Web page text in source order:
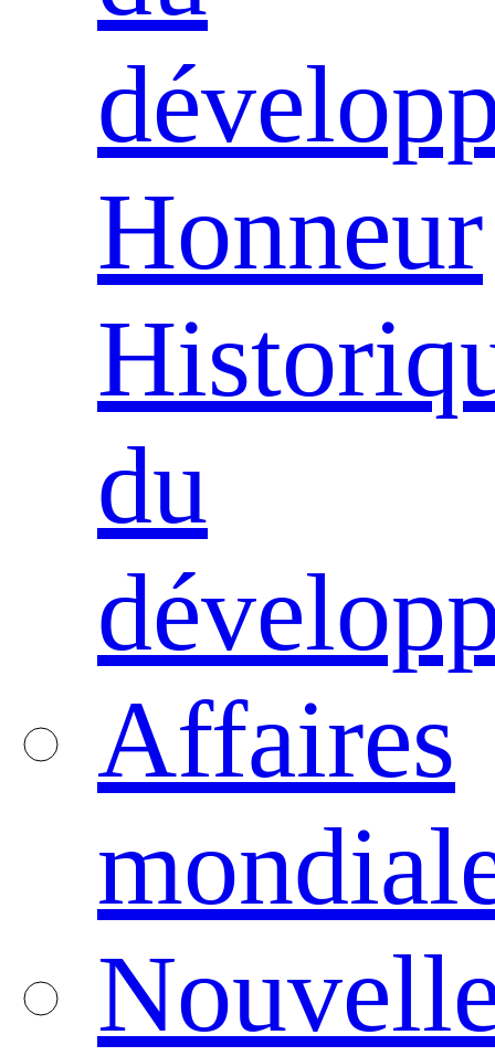
Honneur
du
Affaires